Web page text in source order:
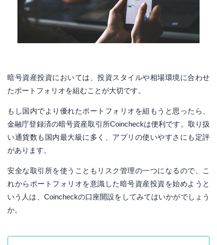
暗号資産投資においては、投資スタイルや相場環境に合わせ
たポートフォリオを組むことが大切です。
もし国内でより優れたポートフォリオを組もうと思ったら、
金融庁登録済の暗号資産取引所Coincheckは便利です。取り扱
い通貨数も国内最大級に多く、アプリの使いやすさにも定評
があります。
安全な取引所を使うこともリスク管理の一つになるので、こ
れからポートフォリオを意識した暗号資産投資を始めようと
いう人は、Coincheckの口座開設をしてみてはいかがでしょう
か。